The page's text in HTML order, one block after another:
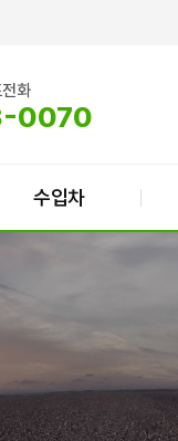
화
0070
수입차